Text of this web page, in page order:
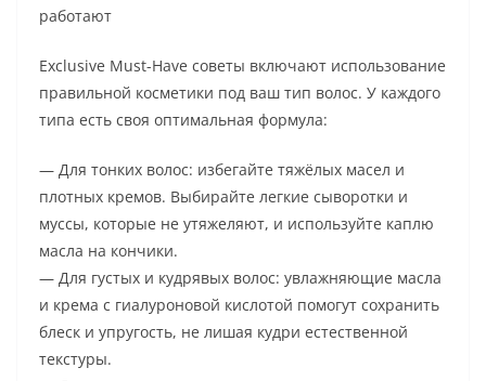
работают
Exclusive Must-Have советы включают использование
правильной косметики под ваш тип волос. У каждого
типа есть своя оптимальная формула:
— Для тонких волос: избегайте тяжёлых масел и
плотных кремов. Выбирайте легкие сыворотки и
муссы, которые не утяжеляют, и используйте каплю
масла на кончики.
— Для густых и кудрявых волос: увлажняющие масла
и крема с гиалуроновой кислотой помогут сохранить
блеск и упругость, не лишая кудри естественной
текстуры.